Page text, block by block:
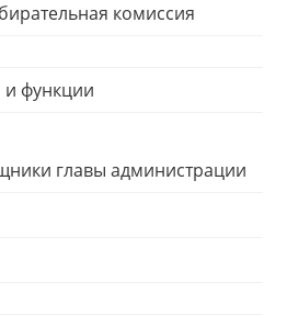
комиссия
функции
главы администрации